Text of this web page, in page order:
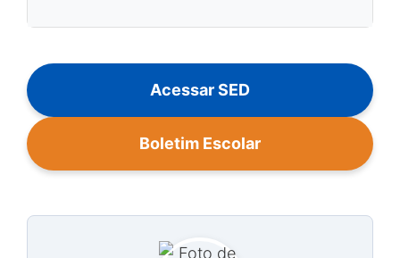
Acessar SED
Boletim Escolar